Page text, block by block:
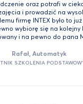
oraz potrafi w
i prowadzić na
firmę INTEX było to
wybiorę się na kolejny
i na pewno do pana
Rafał, Automatyk
SZKOLENIA